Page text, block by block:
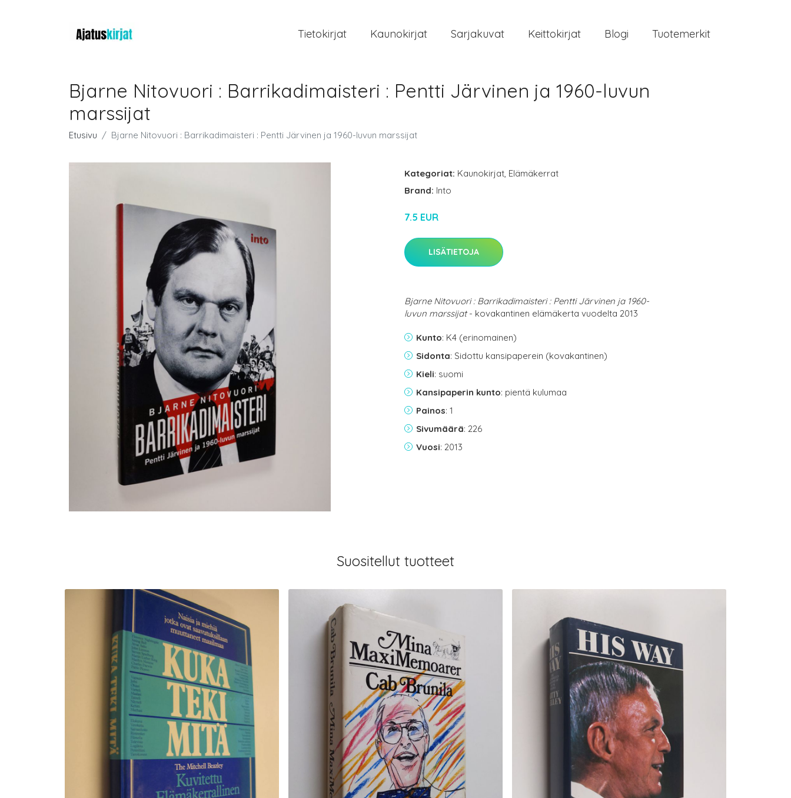
Tietokirjat Kaunokirjat Sarjakuvat Keittokirjat Blogi Tuotemerkit
Bjarne Nitovuori : Barrikadimaisteri : Pentti Järvinen ja 1960-luvun
marssijat
Etusivu Bjarne Nitovuori : Barrikadimaisteri : Pentti Järvinen ja 1960-luvun marssijat
Kategoriat: Kaunokirjat, Elämäkerrat
Brand: Into
7.5 EUR
LISÄTIETOJA
Bjarne Nitovuori : Barrikadimaisteri : Pentti Järvinen ja 1960-
luvun marssijat- kovakantinen elämäkerta vuodelta 2013
Kunto: K4 (erinomainen)
Sidonta: Sidottu kansipaperein (kovakantinen)
Kieli: suomi
Kansipaperin kunto: pientä kulumaa
Painos: 1
Sivumäärä: 226
Vuosi: 2013
Suositellut tuotteet